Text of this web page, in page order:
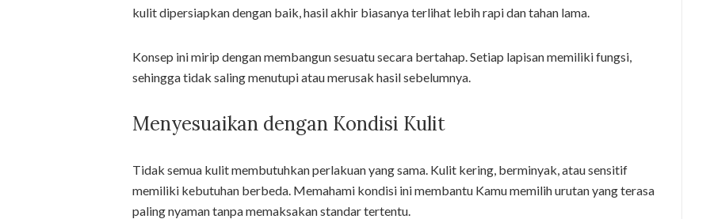
kulit dipersiapkan dengan baik, hasil akhir biasanya terlihat lebih rapi dan tahan lama.
Konsep ini mirip dengan membangun sesuatu secara bertahap. Setiap lapisan memiliki fungsi,
sehingga tidak saling menutupi atau merusak hasil sebelumnya.
Menyesuaikan dengan Kondisi Kulit
Tidak semua kulit membutuhkan perlakuan yang sama. Kulit kering, berminyak, atau sensitif
memiliki kebutuhan berbeda. Memahami kondisi ini membantu Kamu memilih urutan yang terasa
paling nyaman tanpa memaksakan standar tertentu.